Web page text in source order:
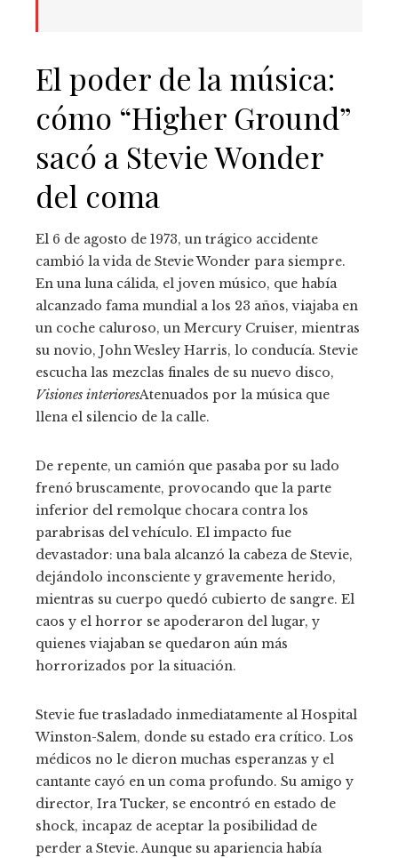
El poder de la música:
cómo “Higher Ground”
sacó a Stevie Wonder
del coma
El 6 de agosto de 1973, un trágico accidente
cambió la vida de Stevie Wonder para siempre.
En una luna cálida, el joven músico, que había
alcanzado fama mundial a los 23 años, viajaba en
un coche caluroso, un Mercury Cruiser, mientras
su novio, John Wesley Harris, lo conducía. Stevie
escucha las mezclas finales de su nuevo disco,
Visiones interioresAtenuados por la música que
llena el silencio de la calle.
De repente, un camión que pasaba por su lado
frenó bruscamente, provocando que la parte
inferior del remolque chocara contra los
parabrisas del vehículo. El impacto fue
devastador: una bala alcanzó la cabeza de Stevie,
dejándolo inconsciente y gravemente herido,
mientras su cuerpo quedó cubierto de sangre. El
caos y el horror se apoderaron del lugar, y
quienes viajaban se quedaron aún más
horrorizados por la situación.
Stevie fue trasladado inmediatamente al Hospital
Winston-Salem, donde su estado era crítico. Los
médicos no le dieron muchas esperanzas y el
cantante cayó en un coma profundo. Su amigo y
director, Ira Tucker, se encontró en estado de
shock, incapaz de aceptar la posibilidad de
perder a Stevie. Aunque su apariencia había